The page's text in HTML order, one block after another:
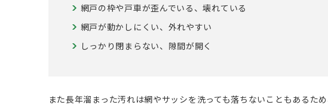
網戸の枠や戸車が歪んでいる、壊れている
網戸が動かしにくい、外れやすい
しっかり閉まらない、隙間が開く
また長年溜まった汚れは網やサッシを洗っても落ちないこともあるた